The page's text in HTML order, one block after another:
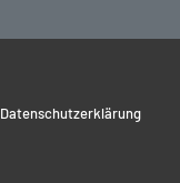
Datenschutzerklärung